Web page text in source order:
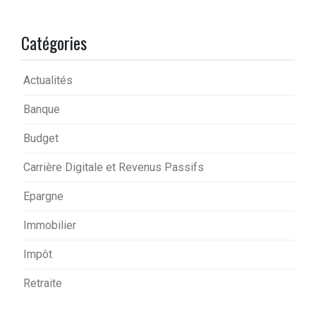
Catégories
Actualités
Banque
Budget
Carrière Digitale et Revenus Passifs
Epargne
Immobilier
Impôt
Retraite